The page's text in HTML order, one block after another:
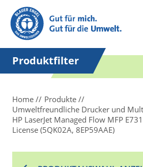
Produktfilter
Home
Produkte
Umweltfreundliche Drucker und
HP LaserJet Managed Flow MFP
License (5QK02A, 8EP59AAE)